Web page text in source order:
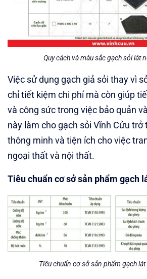
Quy cách và màu sắc gạch sỏi lát
Việc sử dụng gạch giả sỏi thay vì
chỉ tiết kiệm chi phí mà còn giúp
và công sức trong việc bảo quản
này làm cho gạch sỏi Vĩnh Cửu trở
thông minh và tiện ích cho việc
ngoại thất và nội thất.
Tiêu chuẩn cơ sở sản phẩm gạch
Tiêu chuẩn cơ sở sản phẩm gạch